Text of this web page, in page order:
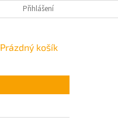
Přihlášení
NÁKUPNÍ
Prázdný košík